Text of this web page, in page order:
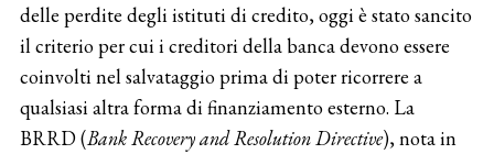
delle perdite degli istituti di credito, oggi è stato sancito
il criterio per cui i creditori della banca devono essere
coinvolti nel salvataggio prima di poter ricorrere a
qualsiasi altra forma di finanziamento esterno. La
BRRD (Bank Recovery and Resolution Directive), nota in